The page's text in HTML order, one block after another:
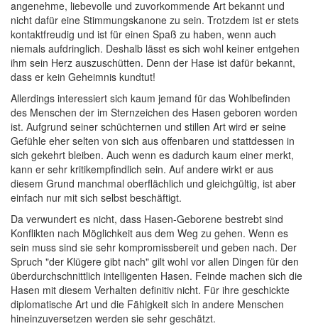
angenehme, liebevolle und zuvorkommende Art bekannt und
nicht dafür eine Stimmungskanone zu sein. Trotzdem ist er stets
kontaktfreudig und ist für einen Spaß zu haben, wenn auch
niemals aufdringlich. Deshalb lässt es sich wohl keiner entgehen
ihm sein Herz auszuschütten. Denn der Hase ist dafür bekannt,
dass er kein Geheimnis kundtut!
Allerdings interessiert sich kaum jemand für das Wohlbefinden
des Menschen der im Sternzeichen des Hasen geboren worden
ist. Aufgrund seiner schüchternen und stillen Art wird er seine
Gefühle eher selten von sich aus offenbaren und stattdessen in
sich gekehrt bleiben. Auch wenn es dadurch kaum einer merkt,
kann er sehr kritikempfindlich sein. Auf andere wirkt er aus
diesem Grund manchmal oberflächlich und gleichgültig, ist aber
einfach nur mit sich selbst beschäftigt.
Da verwundert es nicht, dass Hasen-Geborene bestrebt sind
Konflikten nach Möglichkeit aus dem Weg zu gehen. Wenn es
sein muss sind sie sehr kompromissbereit und geben nach. Der
Spruch "der Klügere gibt nach" gilt wohl vor allen Dingen für den
überdurchschnittlich intelligenten Hasen. Feinde machen sich die
Hasen mit diesem Verhalten definitiv nicht. Für ihre geschickte
diplomatische Art und die Fähigkeit sich in andere Menschen
hineinzuversetzen werden sie sehr geschätzt.